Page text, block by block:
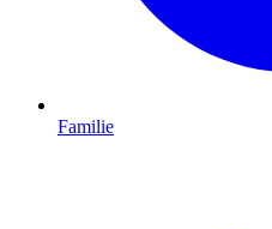
Familie